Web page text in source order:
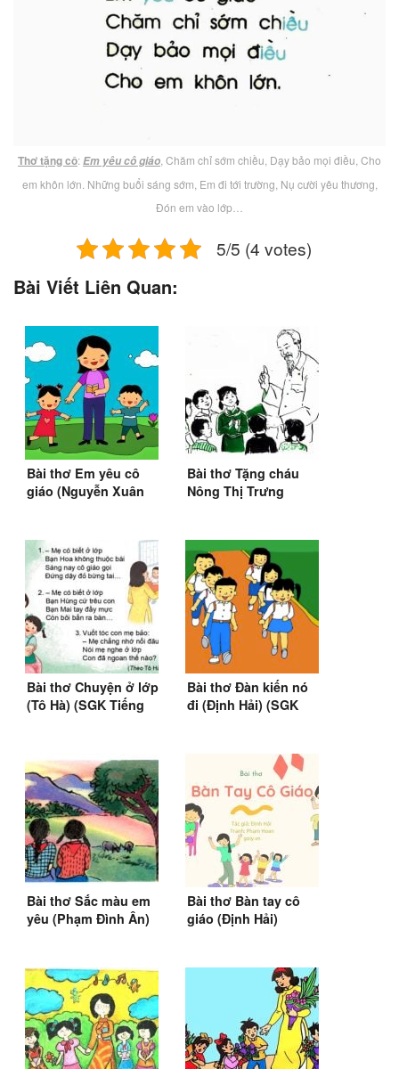
Thơ tặng cô:Em yêu cô giáo , Chăm chỉ sớm chiều, Dạy bảo mọi điều, Cho
em khôn lớn. Những buổi sáng sớm, Em đi tới trường, Nụ cười yêu thương,
Đón em vào lớp…
5/5 (4 votes)
Bài Viết Liên Quan:
Bài thơ Em yêu cô
giáo (Nguyễn Xuân
Bài thơ Tặng cháu
Nông Thị Trưng
Bài thơ Chuyện ở lớp
(Tô Hà) (SGK Tiếng
Bài thơ Đàn kiến nó
đi (Định Hải) (SGK
Bài thơ Sắc màu em
yêu (Phạm Đình Ân)
Bài thơ Bàn tay cô
giáo (Định Hải)